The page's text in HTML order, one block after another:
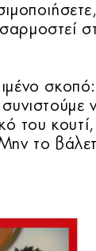
του
το